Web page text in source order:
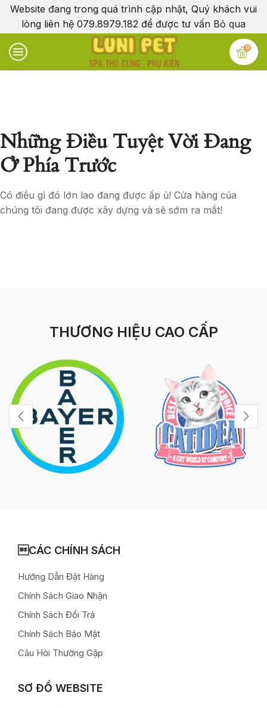
Website đang trong quá trình cập nhật, Quý khách vui
lòng liên hệ 079.8979.182 để được tư vấn Bỏ qua
0
Những Điều Tuyệt Vời Đang
Ở Phía Trước
Có điều gì đó lớn lao đang được ấp ủ! Cửa hàng của
chúng tôi đang được xây dựng và sẽ sớm ra mắt!
THƯƠNG HIỆU CAO CẤP
CÁC CHÍNH SÁCH
Hướng Dẫn Đặt Hàng
Chính Sách Giao Nhận
Chính Sách Đổi Trả
Chính Sách Bảo Mật
Câu Hỏi Thường Gặp
SƠ ĐỒ WEBSITE